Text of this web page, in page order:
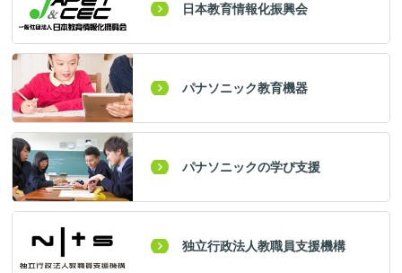
日本教育情報化振興会
パナソニック教育機器
パナソニックの学び支援
独立行政法人教職員支援機構